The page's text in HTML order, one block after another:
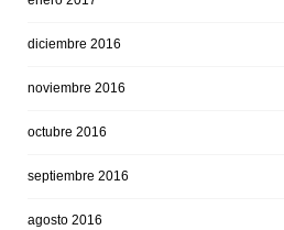
diciembre 2016
noviembre 2016
octubre 2016
septiembre 2016
agosto 2016